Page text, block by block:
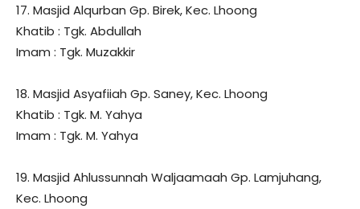
17. Masjid Alqurban Gp. Birek, Kec. Lhoong
Khatib : Tgk. Abdullah
Imam : Tgk. Muzakkir
18. Masjid Asyafiiah Gp. Saney, Kec. Lhoong
Khatib : Tgk. M. Yahya
Imam : Tgk. M. Yahya
19. Masjid Ahlussunnah Waljaamaah Gp. Lamjuhang,
Kec. Lhoong